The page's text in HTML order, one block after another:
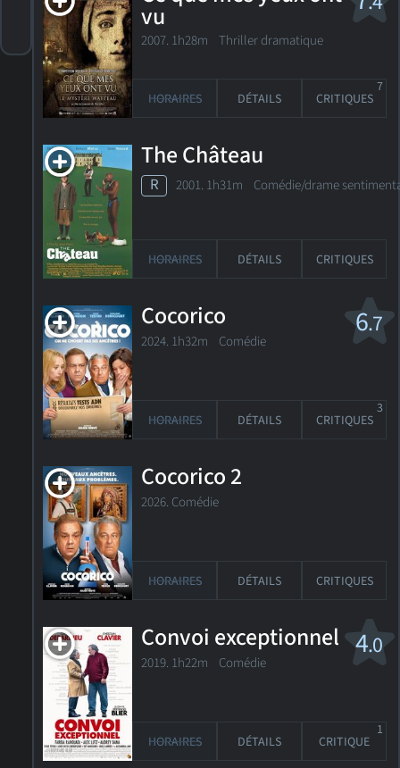
vu
2007. 1h28m Thriller dramatique
HORAIRES DÉTAILS CRITIQUES
7
The Château
R 2001. 1h31m Comédie/drame
HORAIRES DÉTAILS CRITIQUES
6.7
Cocorico
2024. 1h32m Comédie
HORAIRES DÉTAILS CRITIQUES
3
Cocorico 2
2026. Comédie
HORAIRES DÉTAILS CRITIQUES
4.0
Convoi exceptionnel
2019. 1h22m Comédie
HORAIRES DÉTAILS CRITIQUE
1